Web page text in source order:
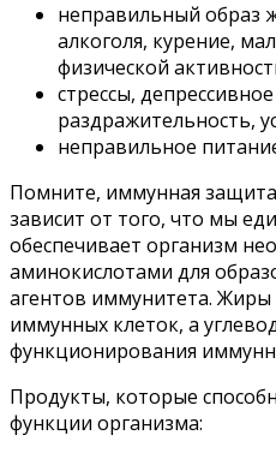
неправильный образ
алкоголя, курение,
физической
стрессы,
раздражительность,
неправильное
Помните, иммунная
зависит от того, что мы
обеспечивает организм
аминокислотами для
агентов иммунитета.
иммунных клеток, а
функционирования
Продукты, которые
функции организма: